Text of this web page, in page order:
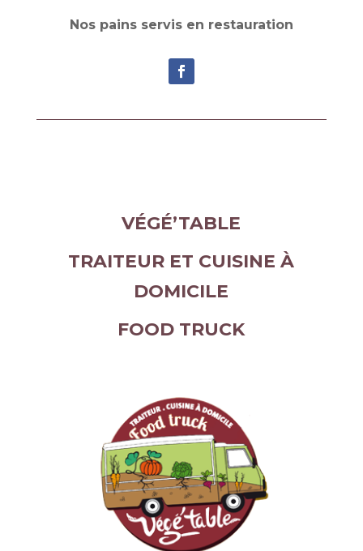
Nos pains servis en restauration
VÉGÉ’TABLE
TRAITEUR ET CUISINE À
DOMICILE
FOOD TRUCK